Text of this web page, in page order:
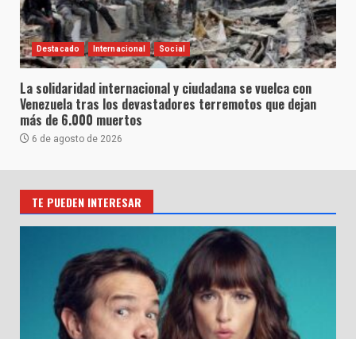
Destacado Internacional Social
La solidaridad internacional y ciudadana se vuelca con
Venezuela tras los devastadores terremotos que dejan
más de 6.000 muertos
6 de agosto de 2026
TE PUEDEN INTERESAR